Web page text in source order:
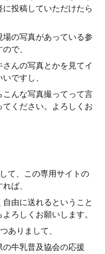
投稿していただけたら
の写真があっている参
で、
んの写真とかを見てイ
ですし、
んな写真撮ってって言
ください。よろしくお
て、この専用サイトの
ば、
由に送れるということ
ろしくお願いします。
ありまして、
牛乳普及協会の応援